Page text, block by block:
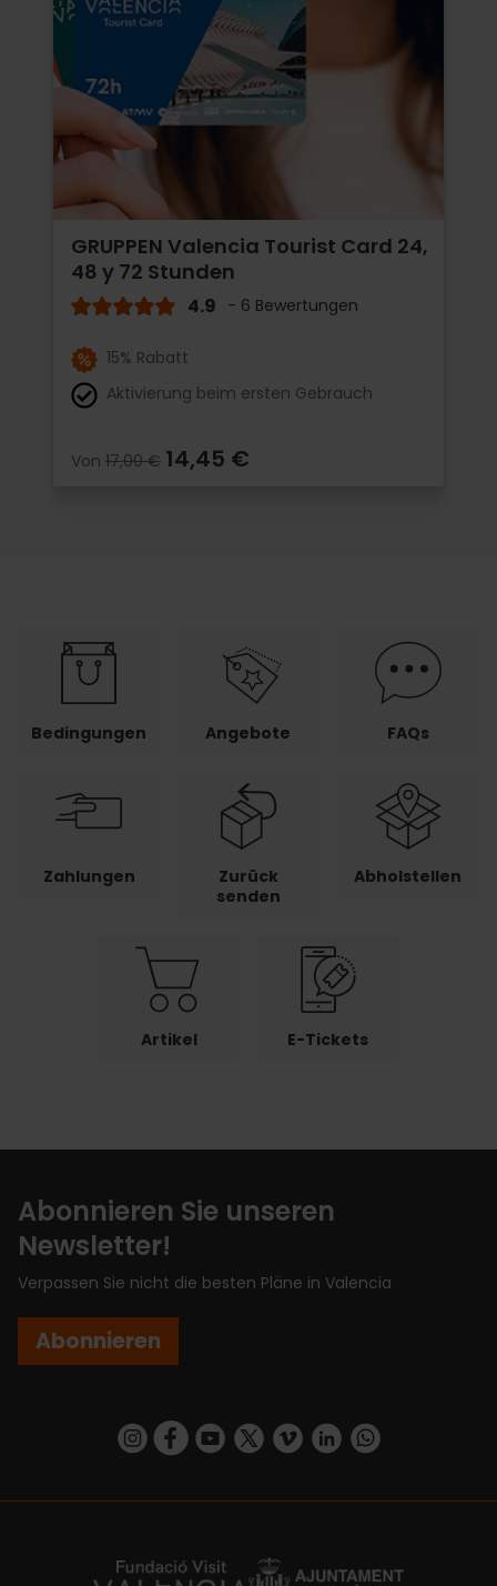
GRUPPEN Valencia Tourist Card 24,
48 y 72 Stunden
4.9 - 6 Bewertungen
15% Rabatt
Aktivierung beim ersten Gebrauch
Von 17,00 € 14,45 €
Bedingungen Angebote FAQs
Zahlungen
Zurück
senden
Abholstellen
Artikel E-Tickets
Abonnieren Sie unseren
Newsletter!
Verpassen Sie nicht die besten Pläne in Valencia
Abonnieren
https://www.instagram.com/visit_valencia/
https://www.facebook.com/
https://www.youtube.com/user/
https://twitter.com/_VivaValencia
https://vimeo.com/
https://www.linkedin.com/company/turismo-valencia/https://api.whatsapp.com/send/